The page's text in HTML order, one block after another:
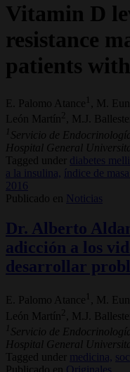
Vitamin D
resistance
patients
E. Palomo Atance 1 , M.
León Martín 2 , M.J.
1 Servicio de
Hospital General
Tagged under
diabetes
a la insulina,
índice de masa
2016
Publicado en
Noticias
Dr. Alberto
adicción a los
desarrollar
E. Palomo Atance 1 , M.
León Martín
, M.J.
1 Servicio de
Hospital General
Tagged under
medicina,
Publicado en
Originales